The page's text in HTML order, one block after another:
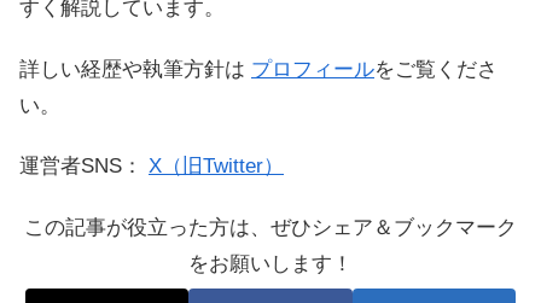
すく解説しています。
詳しい経歴や執筆方針は プロフィールをご覧くださ
い。
運営者SNS： X（旧Twitter）
この記事が役立った方は、ぜひシェア＆ブックマーク
をお願いします！